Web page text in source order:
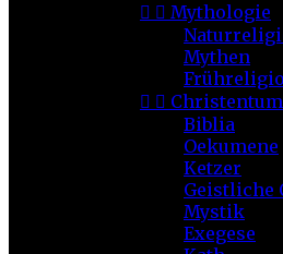
  Mythologie
Mythen
  Christentum
Biblia
Oekumene
Ketzer
Geistliche
Mystik
Exegese